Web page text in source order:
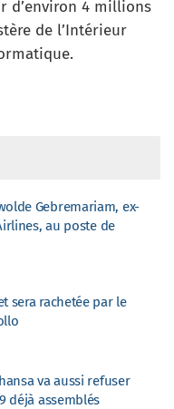
d’environ 4 millions
de l’Intérieur
Gebremariam, ex-
au poste de
sera rachetée par le
va aussi refuser
déjà assemblés